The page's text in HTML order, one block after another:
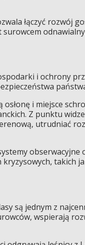
łączyć rozwój
i ochrony
i miejsce
Z punktu
utrudniać
obserwacyjne
takich
są jednym z
wspierają